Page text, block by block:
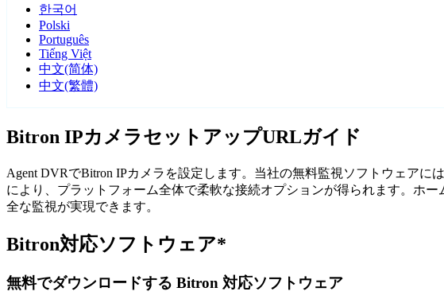
한국어
Polski
Português
Tiếng Việt
中文(简体)
中文(繁體)
Bitron IPカメラセットアップURLガイド
Agent DVRでBitron IPカメラを設定します。当社の無料監視ソフトウェア
により、プラットフォーム全体で柔軟な接続オプションが得られます。ホ
全な監視が実現できます。
Bitron対応ソフトウェア*
無料でダウンロードする Bitron 対応ソフトウェア